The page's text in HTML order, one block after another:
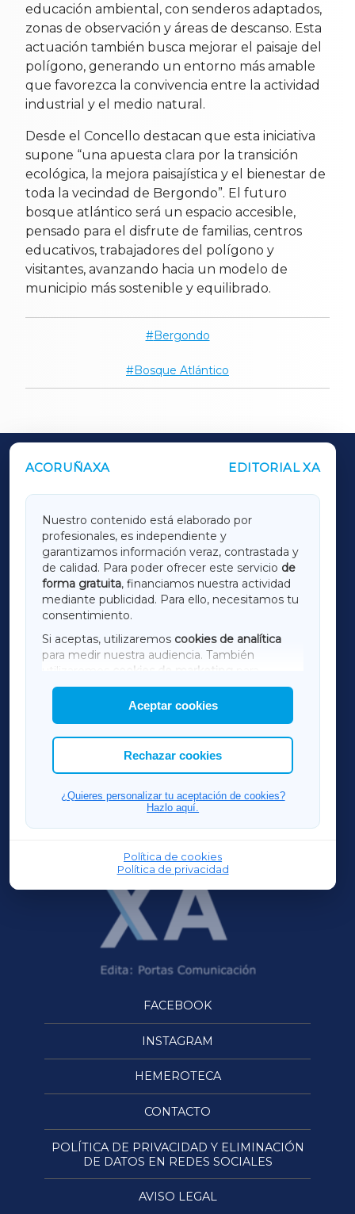
educación ambiental, con senderos adaptados,
zonas de observación y áreas de descanso. Esta
actuación también busca mejorar el paisaje del
polígono, generando un entorno más amable
que favorezca la convivencia entre la actividad
industrial y el medio natural.
Desde el Concello destacan que esta iniciativa
supone “una apuesta clara por la transición
ecológica, la mejora paisajística y el bienestar de
toda la vecindad de Bergondo”. El futuro
bosque atlántico será un espacio accesible,
pensado para el disfrute de familias, centros
educativos, trabajadores del polígono y
visitantes, avanzando hacia un modelo de
municipio más sostenible y equilibrado.
Bergondo
Bosque Atlántico
ACORUÑAXA EDITORIAL XA
Nuestro contenido está elaborado por
profesionales, es independiente y
garantizamos información veraz, contrastada y
de calidad. Para poder ofrecer este servicio de
forma gratuita, financiamos nuestra actividad
mediante publicidad. Para ello, necesitamos tu
consentimiento.
Si aceptas, utilizaremos cookies de analítica
para medir nuestra audiencia. También
utilizaremos
cookies de marketing
mostrar publicidad de terceros.
Asimismo, puedes personalizar la elección de
las cookies que deseas permitir.
Aceptar cookies
Rechazar cookies
¿Quieres personalizar tu aceptación de cookies?
Hazlo aquí.
Política de cookies
Política de privacidad
OUTROS PERIÓDICOS
LUGOXA
TERRACHAXA
AMARIÑAXA
RIBEIRASACRAXA
ACORUÑAXA
FERROLXA
OURENSEXA
FACEBOOK
INSTAGRAM
HEMEROTECA
CONTACTO
POLÍTICA DE PRIVACIDAD Y ELIMINACIÓN
DE DATOS EN REDES SOCIALES
AVISO LEGAL